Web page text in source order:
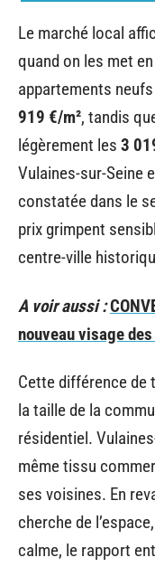
Le marché local
quand on les met
appartements
919 €/m², tandis
légèrement les 3
Vulaines-sur-Seine
constatée dans le
prix grimpent
centre-ville
A voir aussi :
nouveau visage
Cette différence de
la taille de la
résidentiel.
même tissu
ses voisines. En
cherche de
calme, le rapport